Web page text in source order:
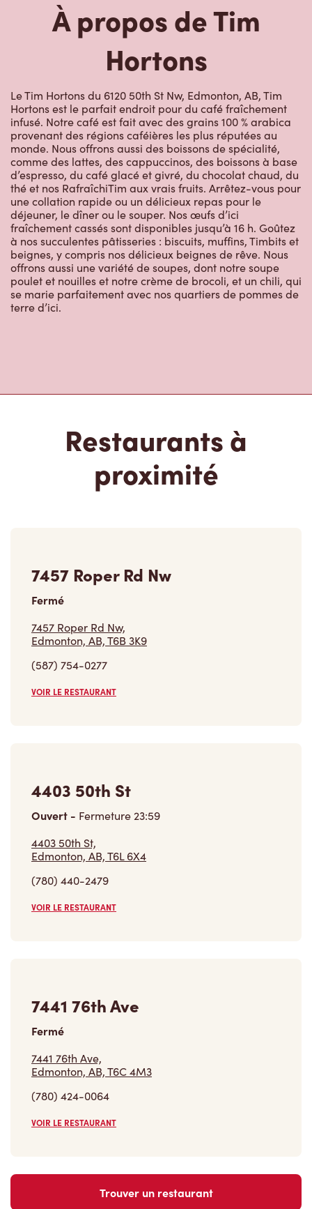
Hortons
Le Tim Hortons du 6120 50th St Nw, Edmonton, AB, Tim
Hortons est le parfait endroit pour du café fraîchement
infusé. Notre café est fait avec des grains 100 % arabica
provenant des régions caféières les plus réputées au
monde. Nous offrons aussi des boissons de spécialité,
comme des lattes, des cappuccinos, des boissons à base
d’espresso, du café glacé et givré, du chocolat chaud, du
thé et nos RafraîchiTim aux vrais fruits. Arrêtez-vous pour
une collation rapide ou un délicieux repas pour le
déjeuner, le dîner ou le souper. Nos œufs d’ici
fraîchement cassés sont disponibles jusqu’à 16 h. Goûtez
à nos succulentes pâtisseries : biscuits, muffins, Timbits et
beignes, y compris nos délicieux beignes de rêve. Nous
offrons aussi une variété de soupes, dont notre soupe
poulet et nouilles et notre crème de brocoli, et un chili, qui
se marie parfaitement avec nos quartiers de pommes de
terre d’ici.
proximité
Fermé
7457 Roper Rd Nw,
Edmonton, AB, T6B 3K9
(587) 754-0277
VOIR LE RESTAURANT
Ouvert Fermeture
4403 50th St,
Edmonton, AB, T6L 6X4
(780) 440-2479
VOIR LE RESTAURANT
Fermé
7441 76th Ave,
Edmonton, AB, T6C 4M3
(780) 424-0064
VOIR LE RESTAURANT
Trouver un restaurant